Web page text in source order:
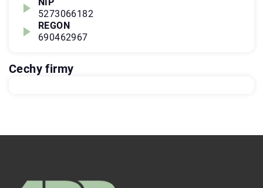
5273066182
REGON
690462967
Cechy firmy